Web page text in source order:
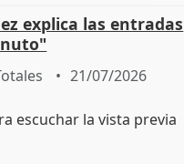
explica las entradas
21/07/2026